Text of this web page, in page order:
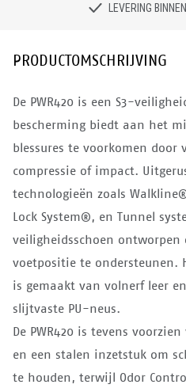
LEVERING
PRODUCTOMSCHRIJVING
De PWR420 is een S3-
bescherming biedt aan het
blessures te voorkomen door
compressie of impact.
technologieën zoals
Lock System®, en Tunnel
veiligheidsschoen
voetpositie te ondersteunen.
is gemaakt van volnerf leer
slijtvaste PU-neus.
De PWR420 is tevens
en een stalen inzetstuk om
te houden, terwijl Odor